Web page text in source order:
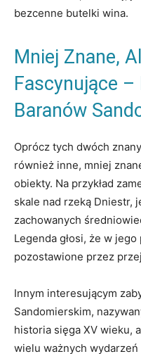
bezcenne butelki wina.
Mniej Znane,
Fascynujące –
Baranów
Oprócz tych dwóch
również inne, mniej
obiekty. Na przykład
skale nad rzeką Dniestr,
zachowanych
Legenda głosi, że w
pozostawione przez
Innym interesującym
Sandomierskim,
historia sięga XV wieku,
wielu ważnych